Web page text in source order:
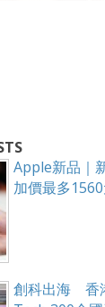
Apple新品｜
加價最多
創科出海 香